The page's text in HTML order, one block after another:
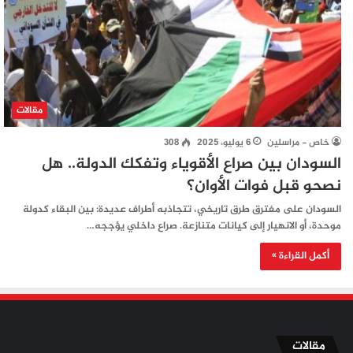
مقالات
خاص - مراسلين 6 يوليو، 2025 308
السودان بين صراع الأقوياء وتفكك الدولة.. هل
نصحو قبل فوات الأوان؟
السودان على مفترق طرق تاريخي، تتجاذبه أطراف عديدة: بين البقاء كدولة
موحدة، أو الانهيار إلى كيانات متنازعة. صراع داخلي يؤججه…
أكمل القراءة »
مقالات